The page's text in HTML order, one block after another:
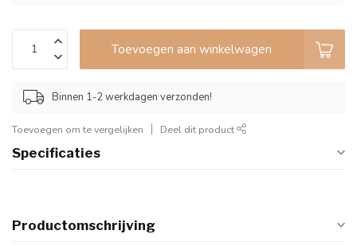
Toevoegen aan winkelwagen
Binnen 1-2 werkdagen verzonden!
Toevoegen om te vergelijken Deel dit product
Specificaties
Productomschrijving